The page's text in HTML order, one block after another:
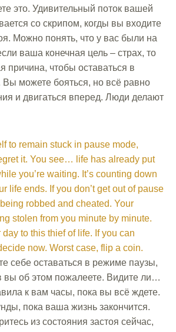
это. Удивительный поток вашей
со скрипом, когды вы входите
Можно понять, что у вас были на
ваша конечная цель – страх, то
причина, чтобы оставаться в
Вы можете бояться, но всё равно
и двигаться вперед. Люди делают
to remain stuck in pause mode,
it. You see… life has already put
you’re waiting. It’s counting down
life ends. If you don’t get out of pause
robbed and cheated. Your
stolen from you minute by minute.
day to this thief of life. If you can
now. Worst case, flip a coin.
себе оставаться в режиме паузы,
вы об этом пожалеете. Видите ли…
к вам часы, пока вы всё ждете.
пока ваша жизнь закончится.
из состояния застоя сейчас,